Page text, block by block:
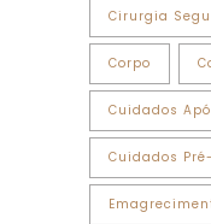
Cirurgia
Corpo
Cuidados
Cuidados